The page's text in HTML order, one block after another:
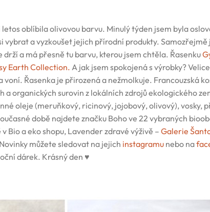
letos oblíbila olivovou barvu. Minulý týden jsem byla
vybrat a vyzkoušet jejich přírodní produkty.
a má přesně tu barvu, kterou jsem chtěla. Řasenku
Earth Collection. A jak jsem spokojená s výrobky?
Řasenka je přirozená a nežmolkuje. Francouzská
a organických surovin z lokálních zdrojů ekologického
oleje (meruňkový, ricinový, jojobový, olivový), vosky,
době najdete značku Boho ve 22 vybraných
Bio a eko shopu, Lavender zdravé výživě – Galerie
můžete sledovat na jejich instagramu nebo na
dárek. Krásný den ♥